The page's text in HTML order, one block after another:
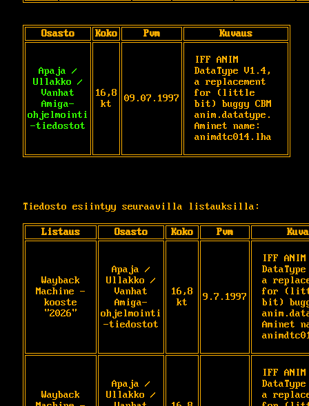
Osasto Koko Pvm Kuvaus
Apaja /
Ullakko /
Vanhat
Amiga-
ohjelmointi
-tiedostot
16,8
kt
09.07.1997
IFF ANIM
DataType V1.4,
a replacement
for (little
bit) buggy CBM
anim.datatype.
Aminet name:
animdtc014.lha
Tiedosto esiintyy seuraavilla listauksilla:
Listaus Osasto Koko Pvm
Wayback
Machine -
kooste
"2026"
Apaja /
Ullakko /
Vanhat
Amiga-
ohjelmointi
-tiedostot
16,8
kt
9.7.1997
IFF ANIM
a
for
bit)
Aminet
Wayback
Apaja /
Ullakko /
IFF ANIM
a